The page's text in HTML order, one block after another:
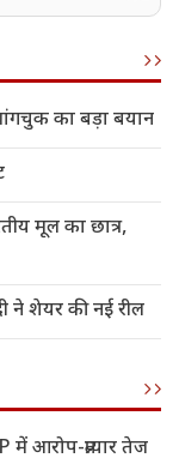
का बड़ा बयान
मूल का छात्र,
शेयर की नई रील
में आरोप-प्रत्यार तेज